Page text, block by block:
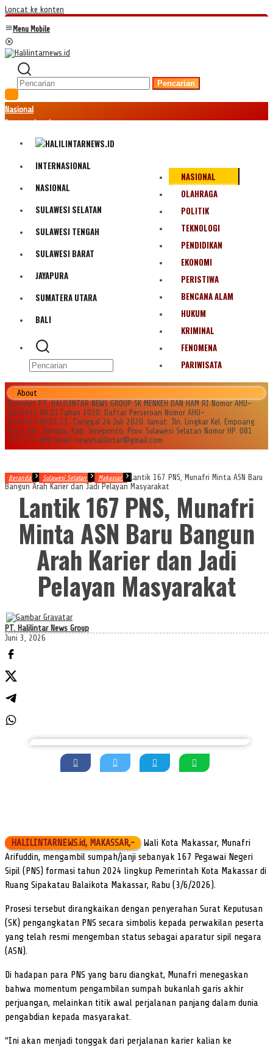
Loncat ke konten
Menu Mobile
Pencarian
Nasional
Internasional
Politik
Olahraga
Bencana Alam
INTERNASIONAL
NASIONAL
SULAWESI SELATAN
SULAWESI TENGAH
SULAWESI BARAT
JAYAPURA
SUMATERA UTARA
BALI
NASIONAL
OLAHRAGA
POLITIK
TEKNOLOGI
PENDIDIKAN
EKONOMI
PERISTIWA
BENCANA ALAM
HUKUM
KRIMINAL
FENOMENA
PARIWISATA
About
Penerbit PT. HALILINTAR NEWS GROUP SK MENKEH DAN HAM RI Nomor AHU-
0035545.AH.01.Tahun 2020. Daftar Perseroan Nomor AHU-
0120147.AH.01.11. Tanggal 24 Juli 2020. lamat: Jln. Lingkar Kel. Empoang
Kota, Kec. Binamu, Kab. Jeneponto, Prov. Sulawesi Selatan Nomor HP. 081
355 177 988 Email: newshalilintar@gmail.com
Beranda Sulawesi Selatan Makassar
Lantik 167 PNS, Munafri Minta ASN Baru
Bangun Arah Karier dan Jadi Pelayan Masyarakat
Lantik 167 PNS, Munafri
Minta ASN Baru Bangun
Arah Karier dan Jadi
Pelayan Masyarakat
PT. Halilintar News Group
Juni 3, 2026
HALILINTARNEWS.id, MAKASSAR,- Wali Kota Makassar, Munafri
Arifuddin, mengambil sumpah/janji sebanyak 167 Pegawai Negeri
Sipil (PNS) formasi tahun 2024 lingkup Pemerintah Kota Makassar di
Ruang Sipakatau Balaikota Makassar, Rabu (3/6/2026).
Prosesi tersebut dirangkaikan dengan penyerahan Surat Keputusan
(SK) pengangkatan PNS secara simbolis kepada perwakilan peserta
yang telah resmi mengemban status sebagai aparatur sipil negara
(ASN).
Di hadapan para PNS yang baru diangkat, Munafri menegaskan
bahwa momentum pengambilan sumpah bukanlah garis akhir
perjuangan, melainkan titik awal perjalanan panjang dalam dunia
pengabdian kepada masyarakat.
“Ini akan menjadi tonggak dari perjalanan karier kalian ke